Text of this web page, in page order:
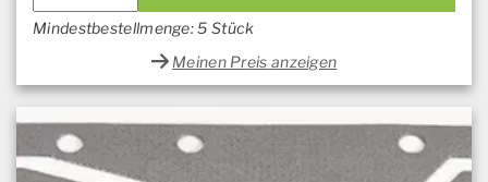
Mindestbestellmenge: 5 Stück
Meinen Preis anzeigen